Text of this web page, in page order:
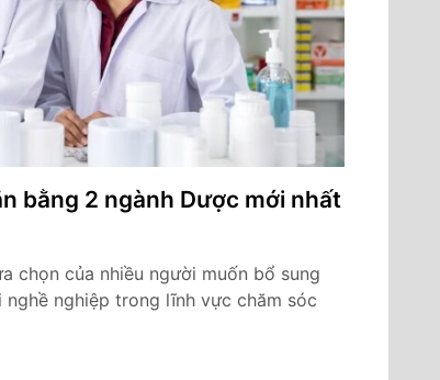
bằng 2 ngành Dược mới nhất
chọn của nhiều người muốn bổ sung
nghiệp trong lĩnh vực chăm sóc